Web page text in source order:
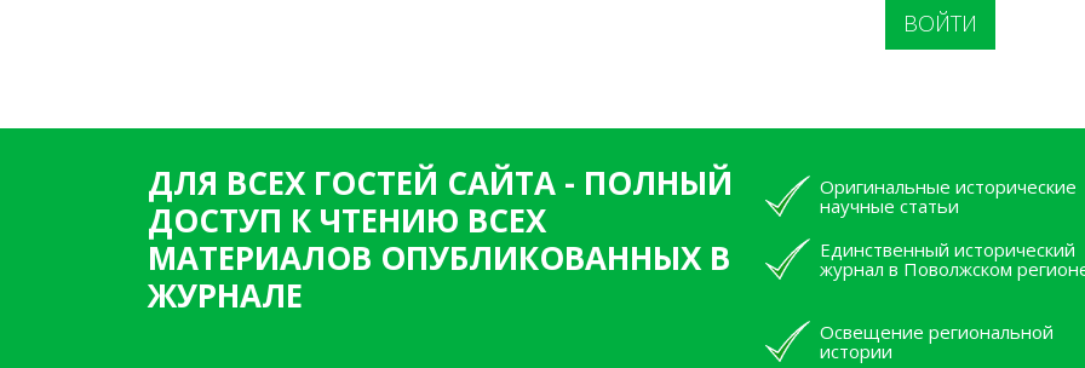
ДЛЯ ВСЕХ ГОСТЕЙ САЙТА - ПОЛНЫЙ
ДОСТУП К ЧТЕНИЮ ВСЕХ
МАТЕРИАЛОВ ОПУБЛИКОВАННЫХ В
ЖУРНАЛЕ
Оригинальные исторические
научные статьи
Единственный исторический
журнал в Поволжском
Освещение региональной
истории